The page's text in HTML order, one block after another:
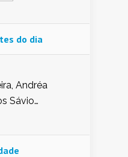
do dia
Andréa
Sávio
Peixoto,